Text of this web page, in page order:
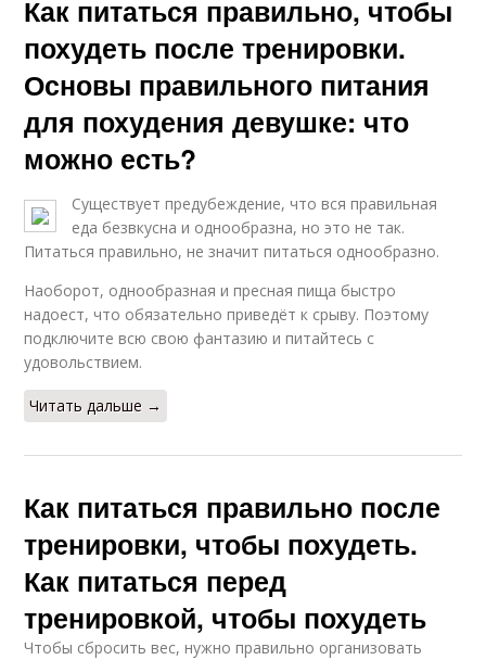
Как питаться правильно, чтобы
похудеть после тренировки.
Основы правильного питания
для похудения девушке: что
можно есть?
Существует предубеждение, что вся правильная
еда безвкусна и однообразна, но это не так.
Питаться правильно, не значит питаться однообразно.
Наоборот, однообразная и пресная пища быстро
надоест, что обязательно приведёт к срыву. Поэтому
подключите всю свою фантазию и питайтесь с
удовольствием.
Читать дальше →
Как питаться правильно после
тренировки, чтобы похудеть.
Как питаться перед
тренировкой, чтобы похудеть
Чтобы сбросить вес, нужно правильно организовать